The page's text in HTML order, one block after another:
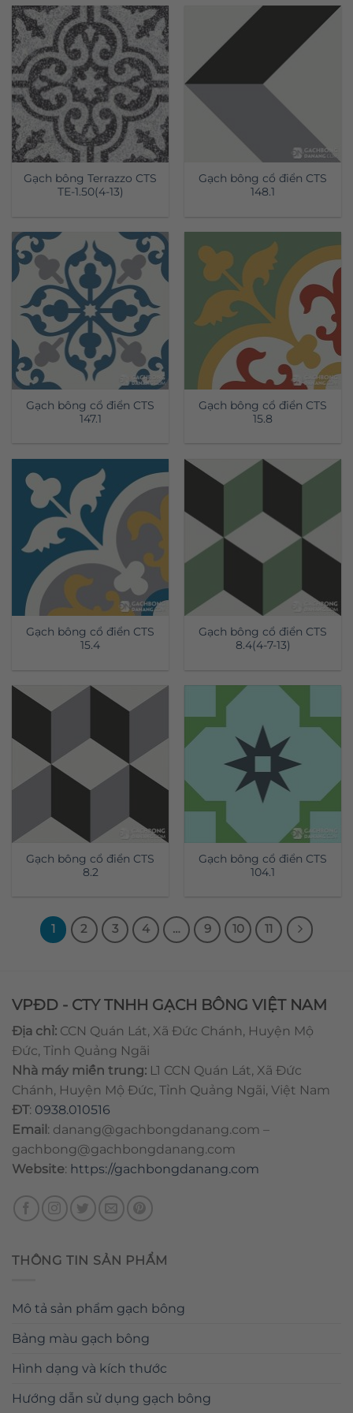
Gạch bông Terrazzo CTS
TE-1.50(4-13)
Gạch bông cổ điển CTS
148.1
Gạch bông cổ điển CTS
147.1
Gạch bông cổ điển CTS
15.8
Gạch bông cổ điển CTS
15.4
Gạch bông cổ điển CTS
8.4(4-7-13)
Gạch bông cổ điển CTS
8.2
Gạch bông cổ điển CTS
104.1
1 2 3 4 … 9 10 11
VPĐD - CTY TNHH GẠCH BÔNG VIỆT NAM
Địa chỉ: CCN Quán Lát, Xã Đức Chánh, Huyện Mộ
Đức, Tỉnh Quảng Ngãi
Nhà máy miền trung: L1 CCN Quán Lát, Xã Đức
Chánh, Huyện Mộ Đức, Tỉnh Quảng Ngãi, Việt Nam
ĐT: 0938.010516
Email : danang@gachbongdanang.com –
gachbong@gachbongdanang.com
Website: https://gachbongdanang.com
THÔNG TIN SẢN PHẨM
Mô tả sản phẩm gạch bông
Bảng màu gạch bông
Hình dạng và kích thước
Hướng dẫn sử dụng gạch bông